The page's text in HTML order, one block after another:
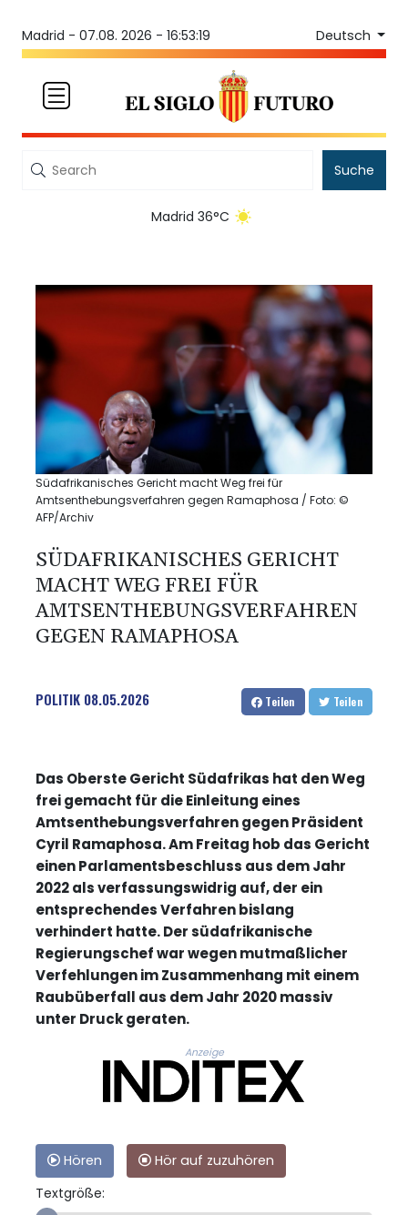
Madrid - 07.08. 2026 - 16:53:19 Deutsch
Suche
Madrid 36°C
Südafrikanisches Gericht macht Weg frei für
Amtsenthebungsverfahren gegen Ramaphosa / Foto: ©
AFP/Archiv
SÜDAFRIKANISCHES GERICHT
MACHT WEG FREI FÜR
AMTSENTHEBUNGSVERFAHREN
GEGEN RAMAPHOSA
POLITIK 08.05.2026 Teilen Teilen
Das Oberste Gericht Südafrikas hat den Weg
frei gemacht für die Einleitung eines
Amtsenthebungsverfahren gegen Präsident
Cyril Ramaphosa. Am Freitag hob das Gericht
einen Parlamentsbeschluss aus dem Jahr
2022 als verfassungswidrig auf, der ein
entsprechendes Verfahren bislang
verhindert hatte. Der südafrikanische
Regierungschef war wegen mutmaßlicher
Verfehlungen im Zusammenhang mit einem
Raubüberfall aus dem Jahr 2020 massiv
unter Druck geraten.
Anzeige
Hören
Hör auf zuzuhören
Textgröße: